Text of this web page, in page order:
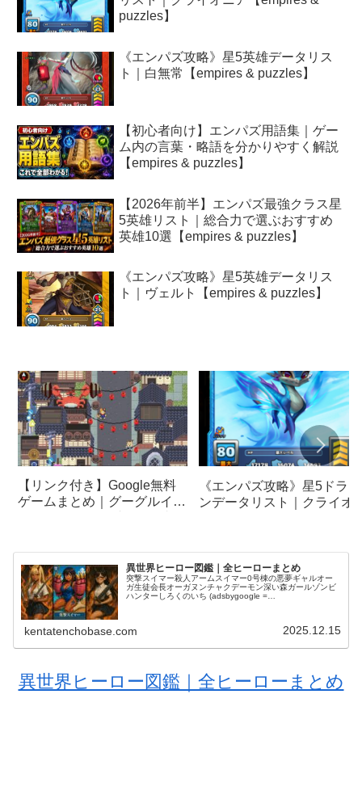
puzzles】
《エンパズ攻略》星5英雄データリス
ト｜白無常【empires & puzzles】
【初心者向け】エンパズ用語集｜ゲー
ム内の言葉・略語を分かりやすく解説
【empires & puzzles】
【2026年前半】エンパズ最強クラス星
5英雄リスト｜総合力で選ぶおすすめ
英雄10選【empires & puzzles】
《エンパズ攻略》星5英雄データリス
ト｜ヴェルト【empires & puzzles】
【リンク付き】Google無料
ゲームまとめ｜グーグルイー
クetc…
《エンパズ攻略》星5ドラゴ
ンデータリスト｜クライオ
異世界ヒーロー図鑑｜全ヒーローまとめ
突撃スイマー殺人アームスイマー0号棟の悪夢ギャルオー
ガ生徒会長オーガヌンチャクデーモン深い森ガールゾンビ
ハンターしろくのいち (adsbygoogle =
kentatenchobase.com 2025.12.15
異世界ヒーロー図鑑｜全ヒーローまとめ